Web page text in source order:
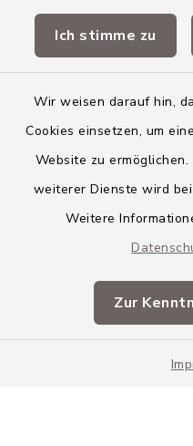
Ich stimme zu
Wir weisen darauf hin,
Cookies einsetzen, um
Website zu
weiterer Dienste wird
Weitere
Zur
Landkreis Neu-Ulm